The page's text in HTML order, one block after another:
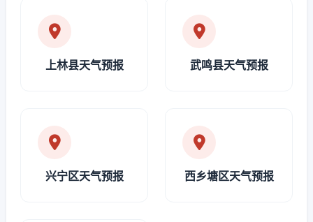
上林县天气预报 武鸣县天气预报
兴宁区天气预报 西乡塘区天气预报